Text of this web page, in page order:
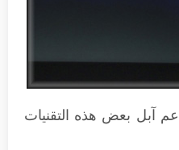
آبل بعض هذه التقنيات